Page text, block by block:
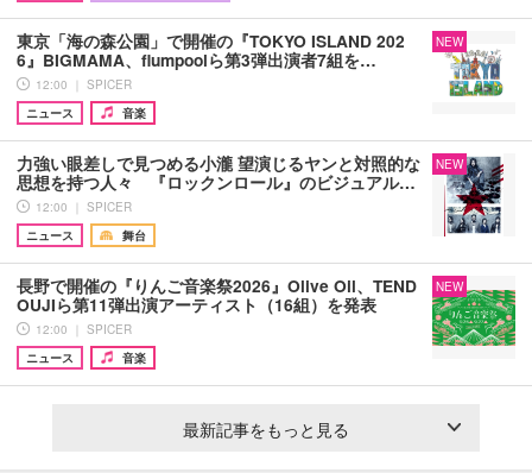
東京「海の森公園」で開催の『TOKYO ISLAND 202
6』BIGMAMA、flumpoolら第3弾出演者7組を…
12:00 ｜ SPICER
ニュース
音楽
NEW
力強い眼差しで見つめる小瀧 望演じるヤンと対照的な
思想を持つ人々 『ロックンロール』のビジュアル…
12:00 ｜ SPICER
ニュース
舞台
NEW
長野で開催の『りんご音楽祭2026』Olive Oil、TEND
OUJIら第11弾出演アーティスト（16組）を発表
12:00 ｜ SPICER
ニュース
音楽
NEW
最新記事をもっと見る